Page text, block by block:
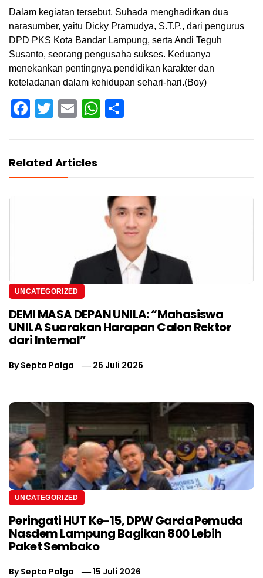
Dalam kegiatan tersebut, Suhada menghadirkan dua
narasumber, yaitu Dicky Pramudya, S.T.P., dari pengurus
DPD PKS Kota Bandar Lampung, serta Andi Teguh
Susanto, seorang pengusaha sukses. Keduanya
menekankan pentingnya pendidikan karakter dan
keteladanan dalam kehidupan sehari-hari.(Boy)
Facebook
Twitter
EmailWhatsApp
Related Articles
UNCATEGORIZED
DEMI MASA DEPAN UNILA: “Mahasiswa
UNILA Suarakan Harapan Calon Rektor
dari Internal”
BySepta Palga 26 Juli 2026
UNCATEGORIZED
Peringati HUT Ke-15, DPW Garda Pemuda
Nasdem Lampung Bagikan 800 Lebih
Paket Sembako
BySepta Palga 15 Juli 2026